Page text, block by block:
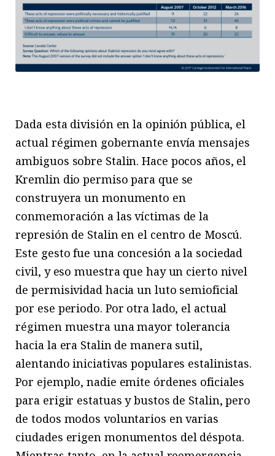
Dada esta división en la opinión pública, el
actual régimen gobernante envía mensajes
ambiguos sobre Stalin. Hace pocos años, el
Kremlin dio permiso para que se
construyera un monumento en
conmemoración a las víctimas de la
represión de Stalin en el centro de Moscú.
Este gesto fue una concesión a la sociedad
civil, y eso muestra que hay un cierto nivel
de permisividad hacia un luto semioficial
por ese periodo. Por otra lado, el actual
régimen muestra una mayor tolerancia
hacia la era Stalin de manera sutil,
alentando iniciativas populares estalinistas.
Por ejemplo, nadie emite órdenes oficiales
para erigir estatuas y bustos de Stalin, pero
de todos modos voluntarios en varias
ciudades erigen monumentos del déspota.